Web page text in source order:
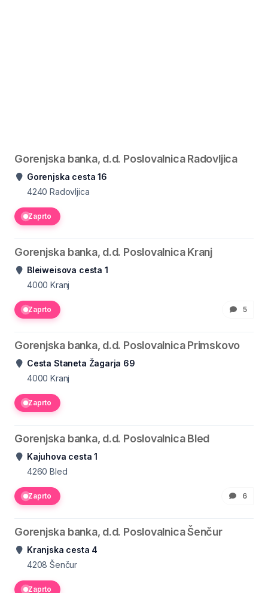
Gorenjska banka, d.d. Poslovalnica Radovljica
Gorenjska cesta 16
4240 Radovljica
Zaprto
Gorenjska banka, d.d. Poslovalnica Kranj
Bleiweisova cesta 1
4000 Kranj
Zaprto 5
Gorenjska banka, d.d. Poslovalnica Primskovo
Cesta Staneta Žagarja 69
4000 Kranj
Zaprto
Gorenjska banka, d.d. Poslovalnica Bled
Kajuhova cesta 1
4260 Bled
Zaprto 6
Gorenjska banka, d.d. Poslovalnica Šenčur
Kranjska cesta 4
4208 Šenčur
Zaprto